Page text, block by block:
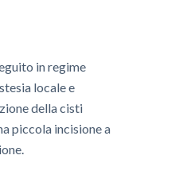
in regime
locale e
della cisti
piccola incisione a